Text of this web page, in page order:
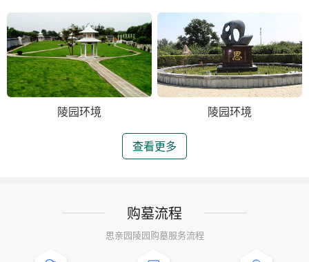
陵园环境 陵园环境
查看更多
购墓流程
思亲园陵园购墓服务流程